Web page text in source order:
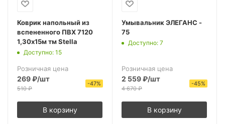
Коврик напольный из
вспененного ПВХ 7120
1,30х15м тм Stella
Доступно: 15
Розничная цена
269₽/шт
510₽
-47%
В корзину
Умывальник ЭЛЕГАНС -
75
Доступно: 7
Розничная цена
2 559₽/шт
4 670₽
-45%
В корзину